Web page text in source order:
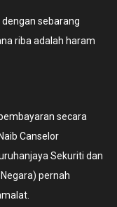
sebarang
riba adalah haram
secara
Canselor
Sekuriti dan
pernah